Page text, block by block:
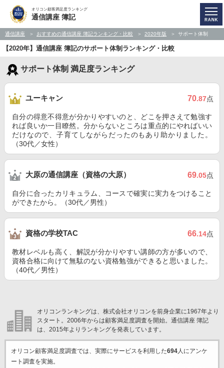
オリコン顧客満足度ランキング
通信講座 簿記
通信講座 おすすめの通信講座 簿記ランキング・比較 2020年版 サポート体制
【2020年】通信講座 簿記のサポート体制ランキング・比較
サポート体制 満足度ランキング
ユーキャン 70.87点
自分の得意不得意が分かりやすいのと、どこを押さえて勉強す
れば良いか一目瞭然。分からないところは重点的にやればいい
だけなので、子育てしながらだったのもあり助かりました。
（30代／女性）
大原の通信講座（資格の大原） 69.05点
自分に合ったカリキュラム、コースで確実に実力をつけること
ができたから。（30代／男性）
資格の学校TAC 66.14点
教材レベルも高く、解説が分かりやすい講師の方が多いので、
資格合格に向けて無駄のない資格勉強ができると思いました。
（40代／男性）
オリコンランキングは、株式会社オリコンを前身企業に1967年より
スタート。2006年からは顧客満足度調査を開始。通信講座 簿記
は、2015年よりランキングを発表しています。
オリコン顧客満足度調査では、実際にサービスを利用した694人にアンケ
ート調査を実施。